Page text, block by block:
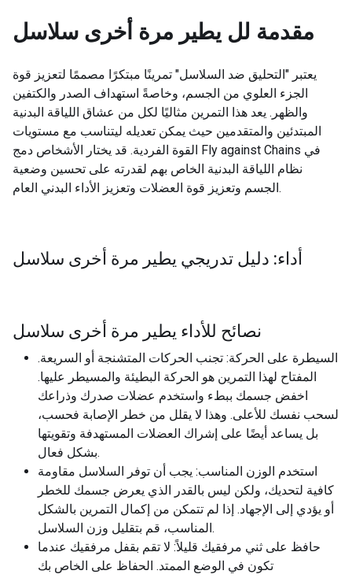
مقدمة لل يطير مرة أخرى سلاسل
يعتبر "التحليق ضد السلاسل" تمرينًا مبتكرًا مصممًا لتعزيز قوة
الجزء العلوي من الجسم، وخاصةً استهداف الصدر والكتفين
والظهر. يعد هذا التمرين مثاليًا لكل من عشاق اللياقة البدنية
المبتدئين والمتقدمين حيث يمكن تعديله ليتناسب مع مستويات
القوة الفردية. قد يختار الأشخاص دمج Fly against Chains في
نظام اللياقة البدنية الخاص بهم لقدرته على تحسين وضعية
الجسم وتعزيز قوة العضلات وتعزيز الأداء البدني العام.
أداء: دليل تدريجي يطير مرة أخرى سلاسل
نصائح للأداء يطير مرة أخرى سلاسل
السيطرة على الحركة: تجنب الحركات المتشنجة أو السريعة.
المفتاح لهذا التمرين هو الحركة البطيئة والمسيطر عليها.
اخفض جسمك ببطء واستخدم عضلات صدرك وذراعك
لسحب نفسك للأعلى. وهذا لا يقلل من خطر الإصابة فحسب،
بل يساعد أيضًا على إشراك العضلات المستهدفة وتقويتها
بشكل فعال.
استخدم الوزن المناسب: يجب أن توفر السلاسل مقاومة
كافية لتحديك، ولكن ليس بالقدر الذي يعرض جسمك للخطر
أو يؤدي إلى الإجهاد. إذا لم تتمكن من إكمال التمرين بالشكل
المناسب، قم بتقليل وزن السلاسل.
حافظ على ثني مرفقيك قليلاً: لا تقم بقفل مرفقيك عندما
تكون في الوضع الممتد. الحفاظ على الخاص بك